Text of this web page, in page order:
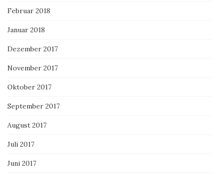
Februar 2018
Januar 2018
Dezember 2017
November 2017
Oktober 2017
September 2017
August 2017
Juli 2017
Juni 2017